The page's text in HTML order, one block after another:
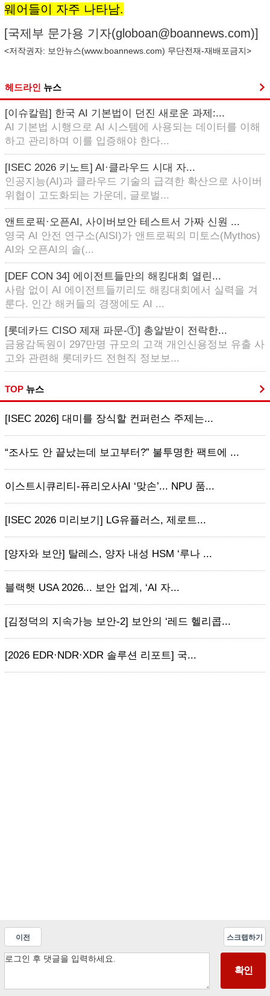
웨어들이 자주 나타남.
[국제부 문가용 기자(globoan@boannews.com)]
<저작권자: 보안뉴스(www.boannews.com) 무단전재-재배포금지>
헤드라인 뉴스
[이슈칼럼] 한국 AI 기본법이 던진 새로운 과제:...
AI 기본법 시행으로 AI 시스템에 사용되는 데이터를 이해
하고 관리하며 이를 입증해야 한다...
[ISEC 2026 키노트] AI·클라우드 시대 자...
인공지능(AI)과 클라우드 기술의 급격한 확산으로 사이버
위협이 고도화되는 가운데, 글로벌...
앤트로픽·오픈AI, 사이버보안 테스트서 가짜 신원 ...
영국 AI 안전 연구소(AISI)가 앤트로픽의 미토스(Mythos)
AI와 오픈AI의 솔(...
[DEF CON 34] 에이전트들만의 해킹대회 열린...
사람 없이 AI 에이전트들끼리도 해킹대회에서 실력을 겨
룬다. 인간 해커들의 경쟁에도 AI ...
[롯데카드 CISO 제재 파문-①] 총알받이 전락한...
금융감독원이 297만명 규모의 고객 개인신용정보 유출 사
고와 관련해 롯데카드 전현직 정보보...
TOP 뉴스
[ISEC 2026] 대미를 장식할 컨퍼런스 주제는...
“조사도 안 끝났는데 보고부터?” 불투명한 팩트에 ...
이스트시큐리티-퓨리오사AI ‘맞손’... NPU 품...
[ISEC 2026 미리보기] LG유플러스, 제로트...
[양자와 보안] 탈레스, 양자 내성 HSM ‘루나 ...
블랙햇 USA 2026... 보안 업계, ‘AI 자...
[김정덕의 지속가능 보안-2] 보안의 ‘레드 헬리콥...
[2026 EDR·NDR·XDR 솔루션 리포트] 국...
이전 스크랩하기